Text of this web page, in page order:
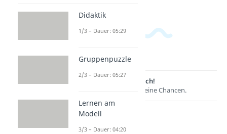
Lernen lohnt sich!
Entdecke hier deine Chancen.
Didaktik
1/3 – Dauer: 05:29
Gruppenpuzzle
2/3 – Dauer: 05:27
Lernen am
Modell
3/3 – Dauer: 04:20